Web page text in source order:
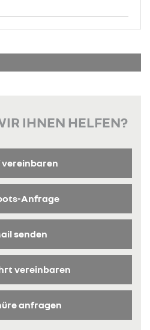
IHNEN HELFEN?
Anfrage
senden
vereinbaren
anfragen